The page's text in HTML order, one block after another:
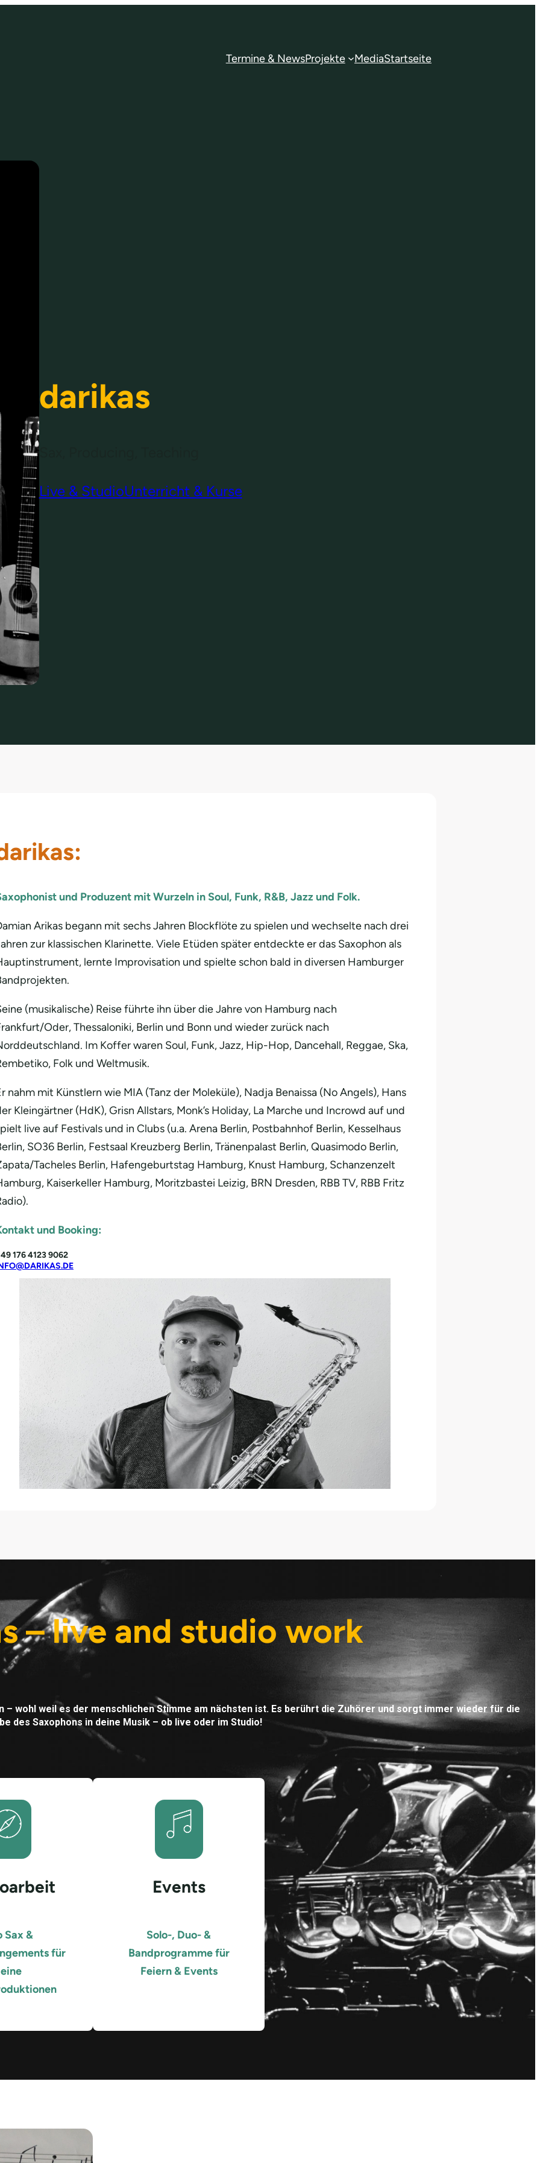
Termine & NewsProjekte MediaStartseite
darikas
Sax, Producing, Teaching
Live & StudioUnterricht & Kurse
und Produzent mit Wurzeln in Soul, Funk, R&B, Jazz und Folk.
Arikas begann mit sechs Jahren Blockflöte zu spielen und wechselte nach drei
zur klassischen Klarinette. Viele Etüden später entdeckte er das Saxophon als
lernte Improvisation und spielte schon bald in diversen Hamburger
(musikalische) Reise führte ihn über die Jahre von Hamburg nach
Oder, Thessaloniki, Berlin und Bonn und wieder zurück nach
Im Koffer waren Soul, Funk, Jazz, Hip-Hop, Dancehall, Reggae, Ska,
Folk und Weltmusik.
nahm mit Künstlern wie MIA (Tanz der Moleküle), Nadja Benaissa (No Angels), Hans
Kleingärtner (HdK), Grisn Allstars, Monk’s Holiday, La Marche und Incrowd auf und
live auf Festivals und in Clubs (u.a. Arena Berlin, Postbahnhof Berlin, Kesselhaus
SO36 Berlin, Festsaal Kreuzberg Berlin, Tränenpalast Berlin, Quasimodo Berlin,
Tacheles Berlin, Hafengeburtstag Hamburg, Knust Hamburg, Schanzenzelt
Kaiserkeller Hamburg, Moritzbastei Leizig, BRN Dresden, RBB TV, RBB Fritz
und Booking:
176 4123 9062
– live and studio work
wohl weil es der menschlichen Stimme am nächsten ist. Es berührt die Zuhörer und sorgt immer wieder für die
des Saxophons in deine Musik – ob live oder im Studio!
Sax &
für
Events
Solo-, Duo- &
Bandprogramme für
Feiern & Events